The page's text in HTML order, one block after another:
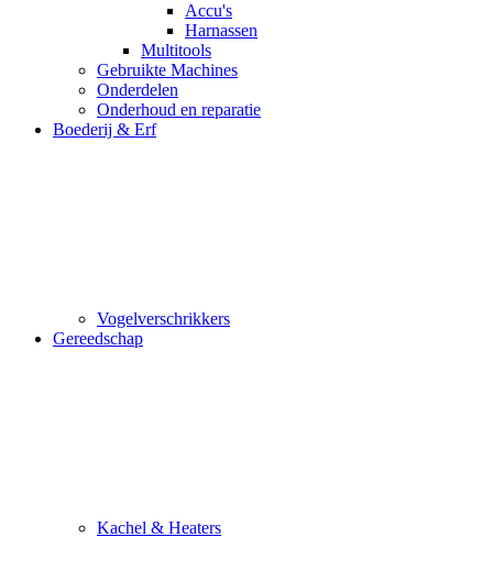
Accu's
Harnassen
Multitools
Gebruikte Machines
Onderdelen
Onderhoud en reparatie
Boederij & Erf
Vogelverschrikkers
Gereedschap
Kachel & Heaters